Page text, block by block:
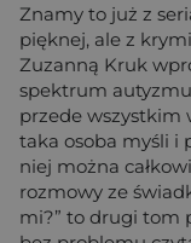
Znamy to już z
pięknej, ale z
Zuzanną Kruk
spektrum
przede wszystkim
taka osoba myśli i
niej można
rozmowy ze
mi?” to drugi tom